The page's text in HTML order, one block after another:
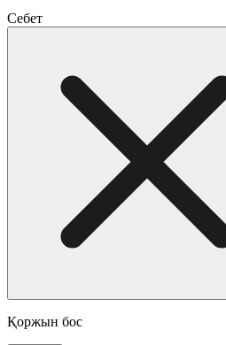
Себет
Қоржын бос